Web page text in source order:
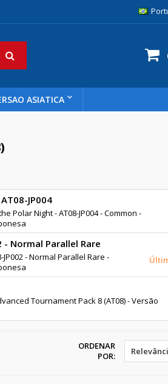
ASIATICA
JP004
Polar Night - AT08-JP004 - Common -
- Normal Parallel Rare
- Normal Parallel Rare -
Tournament Pack 8 (AT08) - Versão
ORDENAR
POR: